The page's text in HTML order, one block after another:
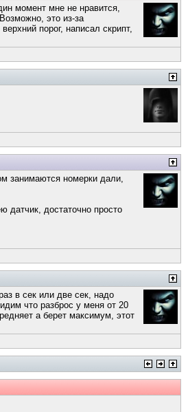
момент мне не нравится,
это из-за
порог, написал скрипт,
занимаются номерки дали,
датчик, достаточно просто
в сек или две сек, надо
что разброс у меня от 20
а берет максимум, этот